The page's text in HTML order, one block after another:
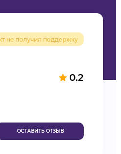
не получил поддержку
0.2
ОСТАВИТЬ ОТЗЫВ